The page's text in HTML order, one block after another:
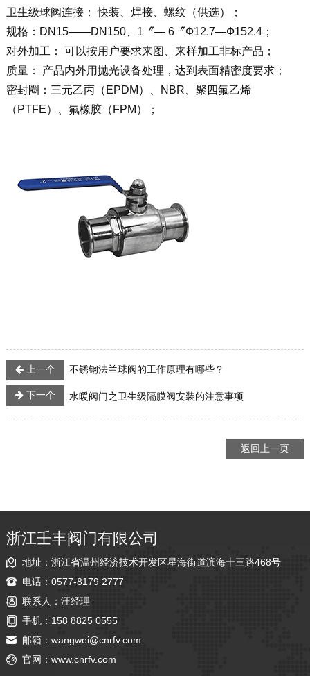
卫生级球阀连接： 快装、焊接、螺纹（供选）；
规格：DN15——DN150、1〞— 6〞Ф12.7—Ф152.4；
对外加工： 可以按用户要求来图、来样加工非标产品；
质量： 产品内外用抛光设备处理，达到表面精密度要求；
密封圈：三元乙丙（EPDM）、NBR、聚四氟乙烯
（PTFE）、氟橡胶（FPM）；
上一个 不锈钢法兰球阀的工作原理有哪些？
下一个 水暖阀门之卫生级隔膜阀安装的注意事项
返回上一页
浙江壬丰阀门有限公司
地址：浙江省温州经济技术开发区星海街道滨海十三路468号
电话：0577-8179 2777
联系人：汪经理
手机：158 8825 0555
邮箱： wangwei@cnrfv.com
官网： www.cnrfv.com